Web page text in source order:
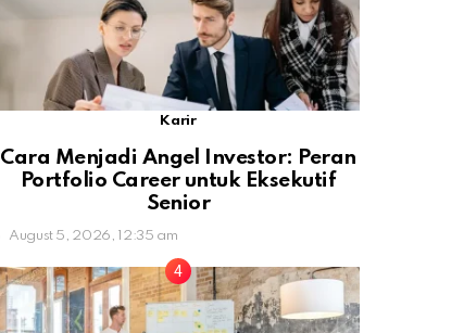
Karir
Cara Menjadi Angel Investor: Peran
Portfolio Career untuk Eksekutif
Senior
August 5, 2026, 12:35 am